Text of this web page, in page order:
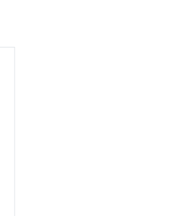
PCI, conheça os melhores
centenas de empresas.